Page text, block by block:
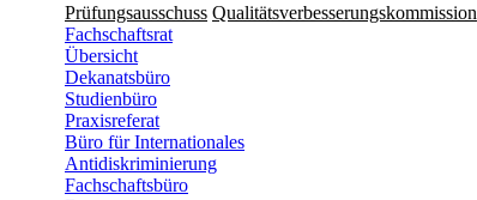
Prüfungsausschuss Qualitätsverbesserungskommission
Fachschaftsrat
Übersicht
Dekanatsbüro
Studienbüro
Praxisreferat
Büro für Internationales
Antidiskriminierung
Fachschaftsbüro